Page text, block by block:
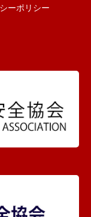
ーポリシー